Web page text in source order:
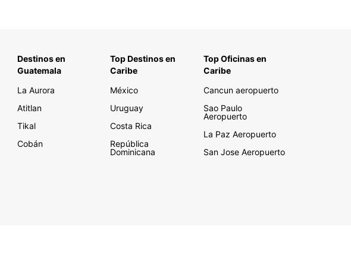
Destinos en
Guatemala
La Aurora
Atitlan
Tikal
Cobán
Top Destinos en
Caribe
México
Uruguay
Costa Rica
República
Dominicana
Top Oficinas en
Caribe
Cancun aeropuerto
Sao Paulo
Aeropuerto
La Paz Aeropuerto
San Jose Aeropuerto